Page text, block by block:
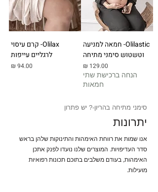
Olilastic- חמאה למניעה
וטשטוש סימני מתיחה
מחיר
הנחה ברכישת שתי
חמאות
Olilax- קרם עיסוי
לרגליים עייפות
מחיר
סימני מתיחה בהריון-? יש פתרון
יתרונות
אנו שמות את רווחת האימהות והתינוקות שלהן בראש
סדר העדיפויות. המוצרים שלנו נועדו לפנק אתכן
האימהות, בעודם משלבים בתוכם תכונות רפואיות
מועילות.